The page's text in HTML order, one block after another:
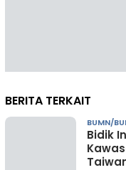
BERITA TERKAIT
BUMN/
Bidik